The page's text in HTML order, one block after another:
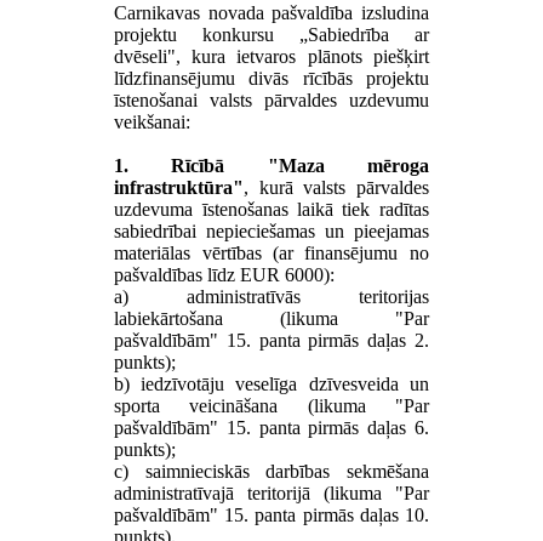
Carnikavas novada pašvaldība izsludina
projektu konkursu „Sabiedrība ar
dvēseli", kura ietvaros plānots piešķirt
līdzfinansējumu divās rīcībās projektu
īstenošanai valsts pārvaldes uzdevumu
veikšanai:
1. Rīcībā "Maza mēroga
infrastruktūra", kurā valsts pārvaldes
uzdevuma īstenošanas laikā tiek radītas
sabiedrībai nepieciešamas un pieejamas
materiālas vērtības (ar finansējumu no
pašvaldības līdz EUR 6000):
a) administratīvās teritorijas
labiekārtošana (likuma "Par
pašvaldībām" 15. panta pirmās daļas 2.
punkts);
b) iedzīvotāju veselīga dzīvesveida un
sporta veicināšana (likuma "Par
pašvaldībām" 15. panta pirmās daļas 6.
punkts);
c) saimnieciskās darbības sekmēšana
administratīvajā teritorijā (likuma "Par
pašvaldībām" 15. panta pirmās daļas 10.
punkts).